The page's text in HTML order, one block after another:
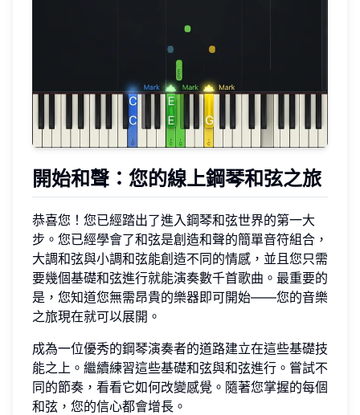
開始和聲：您的線上鋼琴和弦之旅
恭喜您！您已經踏出了進入鋼琴和弦世界的第一大
步。您已經學會了和弦是創造和聲的簡單音符組合，
大調和弦與小調和弦能創造不同的情感，並且您只需
要幾個基礎和弦進行就能演奏數千首歌曲。最重要的
是，您知道您無需昂貴的樂器即可開始——您的音樂
之旅現在就可以展開。
成為一位優秀的鋼琴演奏者的道路建立在這些基礎技
能之上。繼續練習這些基礎和弦與和弦進行。嘗試不
同的節奏，看看它如何改變感覺。隨著您掌握的每個
和弦，您的信心都會增長。